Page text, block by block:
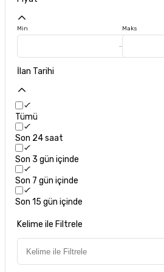
Min Maks
İlan Tarihi
Tümü
Son 24 saat
Son 3 gün içinde
Son 7 gün içinde
Son 15 gün içinde
Kelime ile Filtrele